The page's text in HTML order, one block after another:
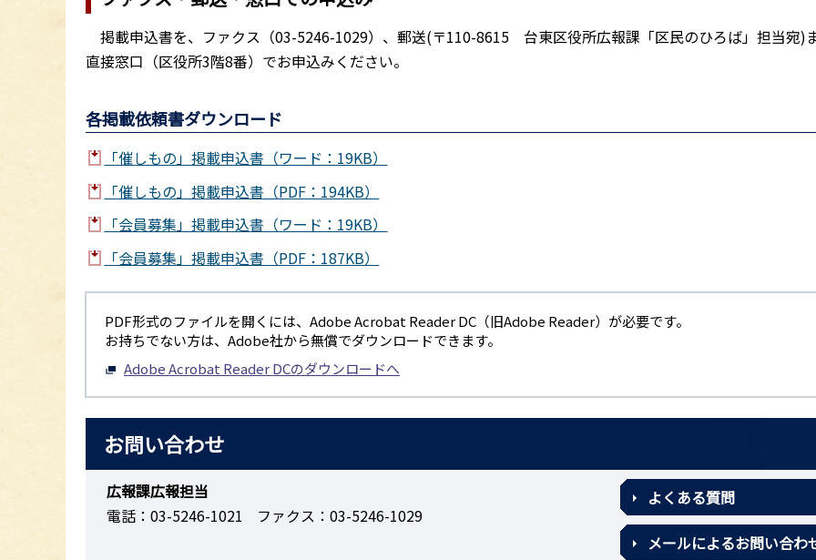
掲載申込書を、ファクス（03-5246-1029）、郵送(〒110-8615 台東区役所広報課「区民のひろば」担当宛)
直接窓口（区役所3階8番）でお申込みください。
各掲載依頼書ダウンロード
「催しもの」掲載申込書（ワード：19KB）
「催しもの」掲載申込書（PDF：194KB）
「会員募集」掲載申込書（ワード：19KB）
「会員募集」掲載申込書（PDF：187KB）
PDF形式のファイルを開くには、Adobe Acrobat Reader DC（旧Adobe Reader）が必要です。
お持ちでない方は、Adobe社から無償でダウンロードできます。
Adobe Acrobat Reader DCのダウンロードへ
お問い合わせ
広報課広報担当
電話：03-5246-1021
ファクス：03-5246-1029
よくある質問
メールによるお問い合わ